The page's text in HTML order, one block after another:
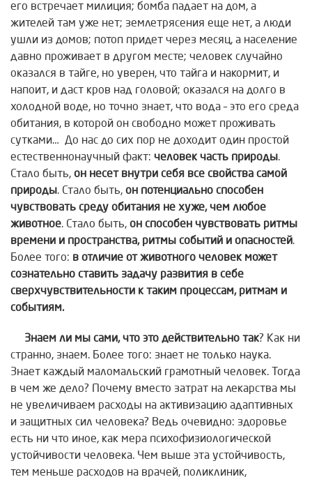
его встречает милиция; бомба падает на дом, а
жителей там уже нет; землетрясения еще нет, а люди
ушли из домов; потоп придет через месяц, а население
давно проживает в другом месте; человек случайно
оказался в тайге, но уверен, что тайга и накормит, и
напоит, и даст кров над головой; оказался на долго в
холодной воде, но точно знает, что вода – это его среда
обитания, в которой он свободно может проживать
сутками… До нас до сих пор не доходит один простой
естественнонаучный факт: человек часть природы.
Стало быть, он несет внутри себя все свойства самой
природы. Стало быть, он потенциально способен
чувствовать среду обитания не хуже, чем любое
животное. Стало быть, он способен чувствовать ритмы
времени и пространства, ритмы событий и опасностей.
Более того: в отличие от животного человек может
сознательно ставить задачу развития в себе
сверхчувствительности к таким процессам, ритмам и
событиям.
Знаем ли мы сами, что это действительно так? Как ни
странно, знаем. Более того: знает не только наука.
Знает каждый маломальский грамотный человек. Тогда
в чем же дело? Почему вместо затрат на лекарства мы
не увеличиваем расходы на активизацию адаптивных
и защитных сил человека? Ведь очевидно: здоровье
есть ни что иное, как мера психофизиологической
устойчивости человека. Чем выше эта устойчивость,
тем меньше расходов на врачей, поликлиник,